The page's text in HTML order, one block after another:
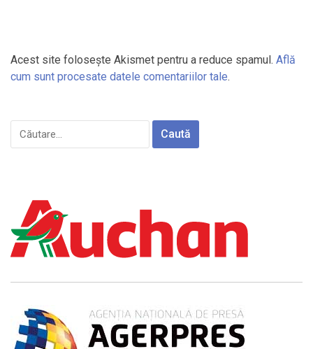
Acest site folosește Akismet pentru a reduce spamul. Află
cum sunt procesate datele comentariilor tale.
Caută